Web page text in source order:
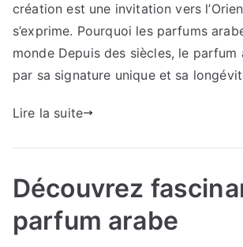
création est une invitation vers
s’exprime. Pourquoi les parfums
monde Depuis des siècles, le parfum
par sa signature unique et sa
Lire la suite
Découvrez
parfum arabe